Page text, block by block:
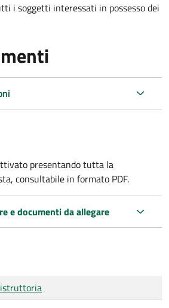
i soggetti interessati in possesso dei
presentando tutta la
consultabile in formato PDF.
e documenti da allegare